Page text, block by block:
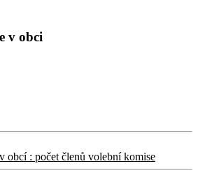
v obci
obcí : počet členů volební komise